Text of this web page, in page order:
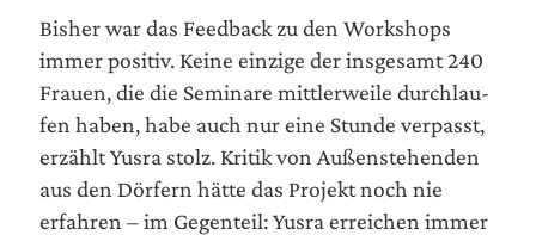
Bis­her war das Feed­back zu den Work­shops
immer posi­tiv. Kei­ne ein­zi­ge der ins­ge­samt 240
Frau­en, die die Semi­na­re mitt­ler­wei­le durch­lau­
fen haben, habe auch nur eine Stun­de ver­passt,
erzählt Yus­ra stolz. Kri­tik von Außen­ste­hen­den
aus den Dör­fern hät­te das Pro­jekt noch nie
erfah­ren – im Gegen­teil: Yus­ra errei­chen immer